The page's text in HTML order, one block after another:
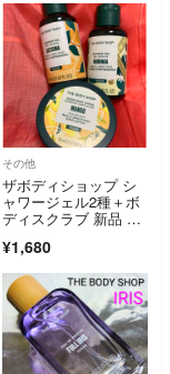
その他
ザボディショップ シ
ャワージェル2種＋ボ
ディスクラブ 新品 未
¥1,680